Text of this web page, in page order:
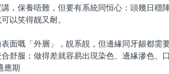
，保養唔難，但要有系統同恒心：頭幾日穩
以笑得靓又耐。
嘅「外層」，靚系靚，但邊緣同牙龈都需
舒服；做得差就容易出現染色、邊緣滲色、
期